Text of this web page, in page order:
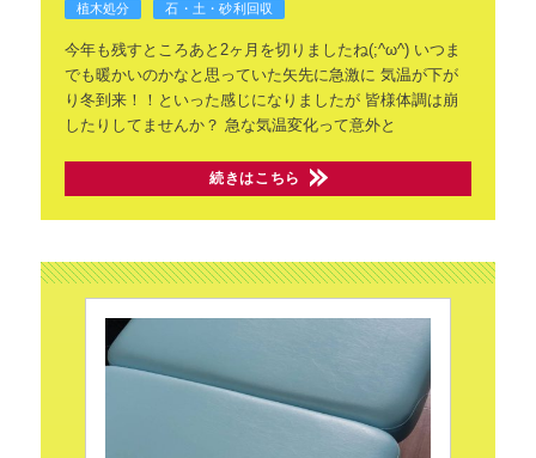
植木処分
石・土・砂利回収
今年も残すところあと2ヶ月を切りましたね(;^ω^)いつま
でも暖かいのかなと思っていた矢先に急激に 気温が下が
り冬到来！！といった感じになりましたが皆様体調は崩
したりしてませんか？ 急な気温変化って意外と
続きはこちら